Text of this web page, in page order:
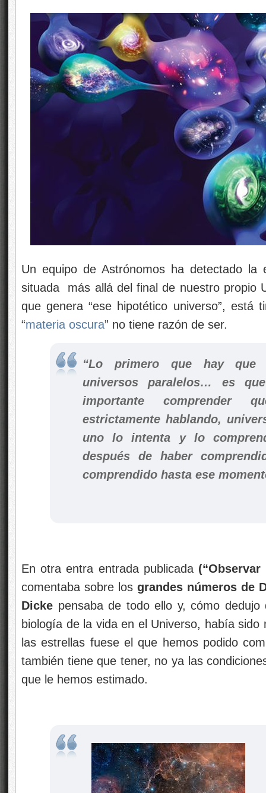
Un equipo de Astrónomos ha detectado la
situada más allá del final de nuestro propio
que genera “ese hipotético universo”,
“materia oscura” no tiene razón de ser.
“Lo primero que hay que
universos paralelos… es
importante comprender
estrictamente hablando,
uno lo intenta y lo
después de haber
comprendido hasta ese
En otra entra entrada publicada
comentaba sobre los grandes números de
Dicke pensaba de todo ello y, cómo
biología de la vida en el Universo, había
las estrellas fuese el que hemos podido
también tiene que tener, no ya las
que le hemos estimado.